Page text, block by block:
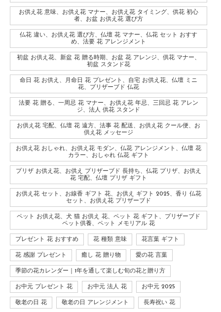
お供え花 意味、お供え花 マナー、お供え花 タイミング、供花 初心
者、お盆 お供え花 選び方
仏花 違い、お供え花 選び方、仏壇 花 マナー、仏花 セット おすす
め、法要 花 アレンジメント
初盆 お供え花、新盆 花 贈る時期、お盆 花 アレンジ、供花 マナー、
初盆 スタンド花
命日 花 お供え、月命日 花 プレゼント、自宅 お供え花、仏壇 ミニ
花、プリザーブド 仏花
法要 花 贈る、一周忌 花 マナー、お供え花 年忌、三回忌 花 アレン
ジ、法人 供花 スタンド
お供え花 宅配、仏壇 花 遠方、法事 花 配送、お供え花 クール便、お
供え花 メッセージ
お供え花 おしゃれ、お供え花 モダン、仏花 アレンジメント、仏壇 花
カラー、おしゃれ 仏花 ギフト
プリザ お供え花、お供え プリザーブド 長持ち、仏花 プリザ、お供え
花 宅配、仏壇 プリザ ギフト
お供え花 セット、お線香 ギフト 花、お供え ギフト 2025、香り 仏花
セット、お供え花 プリザーブド
ペット お供え花、犬 猫 お供え 花、ペット 花 ギフト、プリザーブド
ペット供養、ペット メモリアル 花
プレゼント 花 おすすめ 花 種類 意味 花言葉 ギフト
花 感謝 プレゼント 癒し 花 贈り物 愛の花 言葉
季節の花カレンダー｜1年を通して楽しむ旬の花と贈り方
お中元 プレゼント 花 お中元 法人 花 お中元 2025
敬老の日 花 敬老の日 アレンジメント 長寿祝い 花